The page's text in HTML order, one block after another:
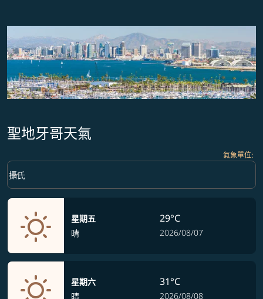
聖地牙哥天氣
氣象單位:
Weather unit option 攝氏 Selected
攝氏
keyboard_arrow_down
星期五
晴
29°C
2026/08/07
星期六
晴
31°C
2026/08/08